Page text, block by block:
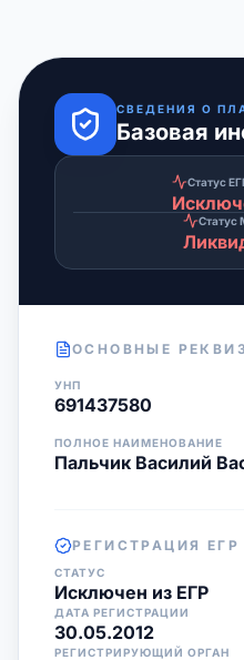
СВЕДЕНИЯ О
Базовая
Статус
Статус
ОСНОВНЫЕ
УНП
691437580
ПОЛНОЕ НАИМЕНОВАНИЕ
Пальчик Василий
РЕГИСТРАЦИЯ ЕГР
СТАТУС
Исключен из ЕГР
ДАТА РЕГИСТРАЦИИ
30.05.2012
РЕГИСТРИРУЮЩИЙ ОРГАН